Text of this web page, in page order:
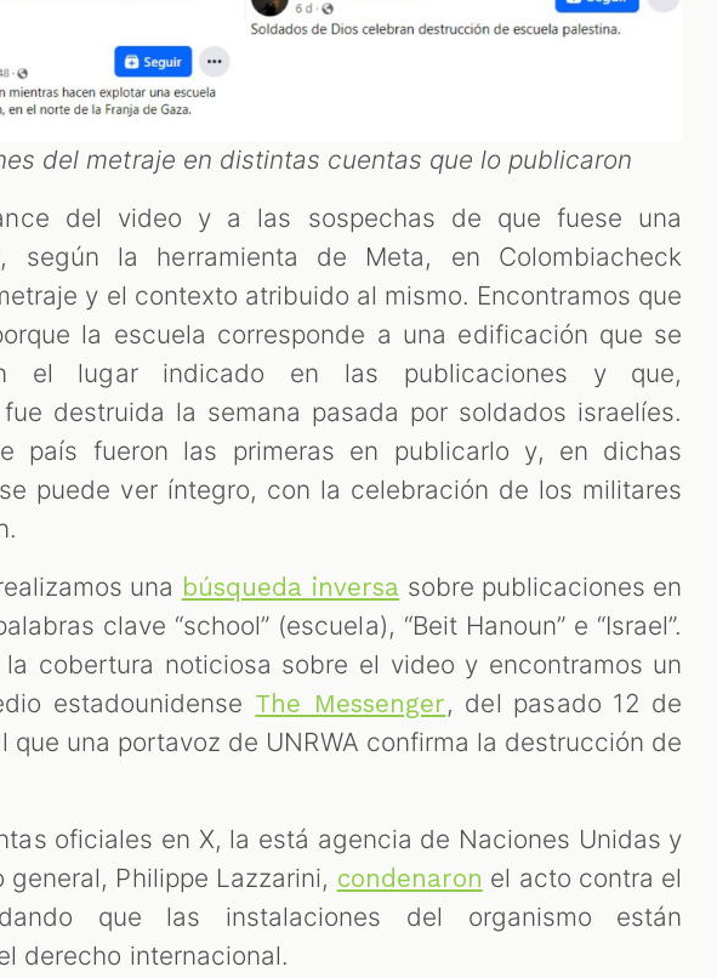
del metraje en distintas cuentas que lo publicaron
del video y a las sospechas de que fuese una
según la herramienta de Meta, en Colombiacheck
y el contexto atribuido al mismo. Encontramos que
la escuela corresponde a una edificación que se
el lugar indicado en las publicaciones y que,
destruida la semana pasada por soldados israelíes.
país fueron las primeras en publicarlo y, en dichas
puede ver íntegro, con la celebración de los militares
una búsqueda inversa sobre publicaciones en
clave “school” (escuela), “Beit Hanoun” e “Israel”.
la cobertura noticiosa sobre el video y encontramos un
estadounidense The Messenger, del pasado 12 de
que una portavoz de UNRWA confirma la destrucción de
oficiales en X, la está agencia de Naciones Unidas y
general, Philippe Lazzarini, condenaron el acto contra el
que las instalaciones del organismo están
derecho internacional.